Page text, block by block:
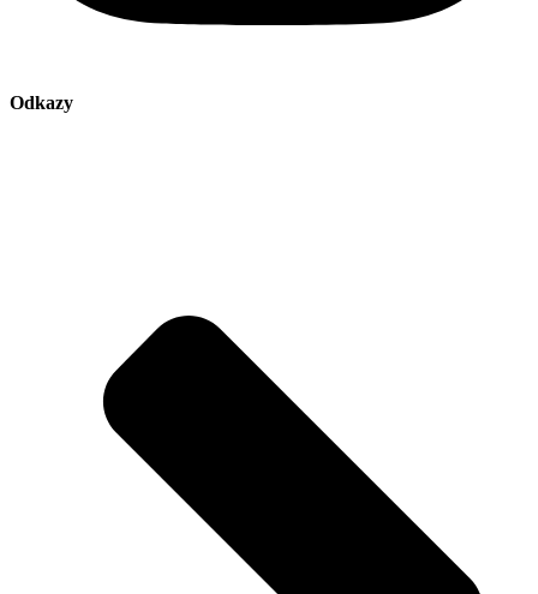
Odkazy